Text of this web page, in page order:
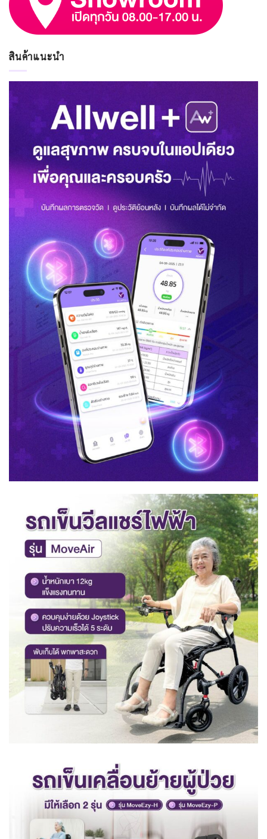
สินค้าแนะนำ